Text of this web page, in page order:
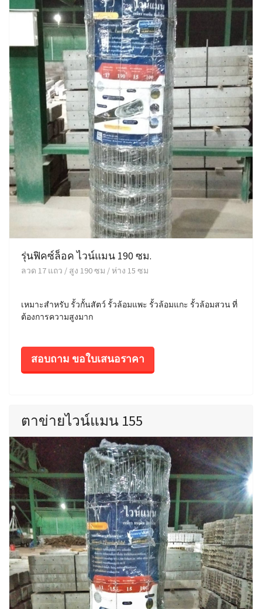
รุ่นฟิคซ์ล็อค ไวน์แมน 190 ซม.
ลวด 17 แถว / สูง 190 ซม / ห่าง 15 ซม
เหมาะสำหรับ รั้วกั้นสัตว์ รั้วล้อมแพะ รั้วล้อมแกะ รั้วล้อมสวน ที่
ต้องการความสูงมาก
สอบถาม ขอใบเสนอราคา
ตาข่ายไวน์แมน 155